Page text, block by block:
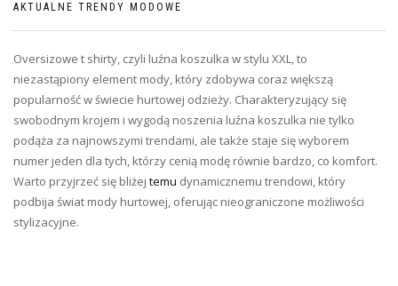
AKTUALNE TRENDY MODOWE
Oversizowe t shirty, czyli luźna koszulka w stylu XXL, to
niezastąpiony element mody, który zdobywa coraz większą
popularność w świecie hurtowej odzieży. Charakteryzujący się
swobodnym krojem i wygodą noszenia luźna koszulka nie tylko
podąża za najnowszymi trendami, ale także staje się wyborem
numer jeden dla tych, którzy cenią modę równie bardzo, co komfort.
Warto przyjrzeć się bliżej temu dynamicznemu trendowi, który
podbija świat mody hurtowej, oferując nieograniczone możliwości
stylizacyjne.